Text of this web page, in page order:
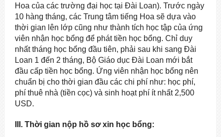
Hoa của các trường đại học tại Đài Loan). Trước ngày
10 hàng tháng, các Trung tâm tiếng Hoa sẽ dựa vào
thời gian lên lớp cũng như thành tích học tập của ứng
viên nhận học bổng để phát tiền học bổng. Chỉ duy
nhất tháng học bổng đầu tiên, phải sau khi sang Đài
Loan 1 đến 2 tháng, Bộ Giáo dục Đài Loan mới bắt
đầu cấp tiền học bổng. Ứng viên nhận học bổng nên
chuẩn bị cho thời gian đầu các chi phí như: học phí,
phí thuê nhà (tiền cọc) và sinh hoạt phí ít nhất 2,500
USD.
III. Thời gian nộp hồ sơ xin học bổng: